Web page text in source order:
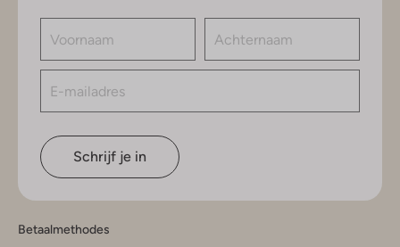
Schrijf je in
Betaalmethodes